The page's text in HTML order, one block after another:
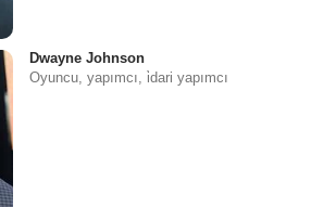
Dwayne Johnson
Oyuncu, yapımcı, i̇dari yapımcı